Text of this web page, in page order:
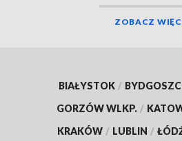
ZOBACZ
BIAŁYSTOK /
GORZÓW WLKP. /
KRAKÓW / LUBLIN /